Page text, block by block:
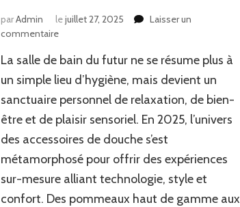
parAdmin lejuillet 27, 2025
Laisser un
commentairesur
meilleurs
accessoires
transformer
votre
expérience
de
douche
La salle de bain du futur ne se résume plus à
un simple lieu d’hygiène, mais devient un
sanctuaire personnel de relaxation, de bien-
être et de plaisir sensoriel. En 2025, l’univers
des accessoires de douche s’est
métamorphosé pour offrir des expériences
sur-mesure alliant technologie, style et
confort. Des pommeaux haut de gamme aux